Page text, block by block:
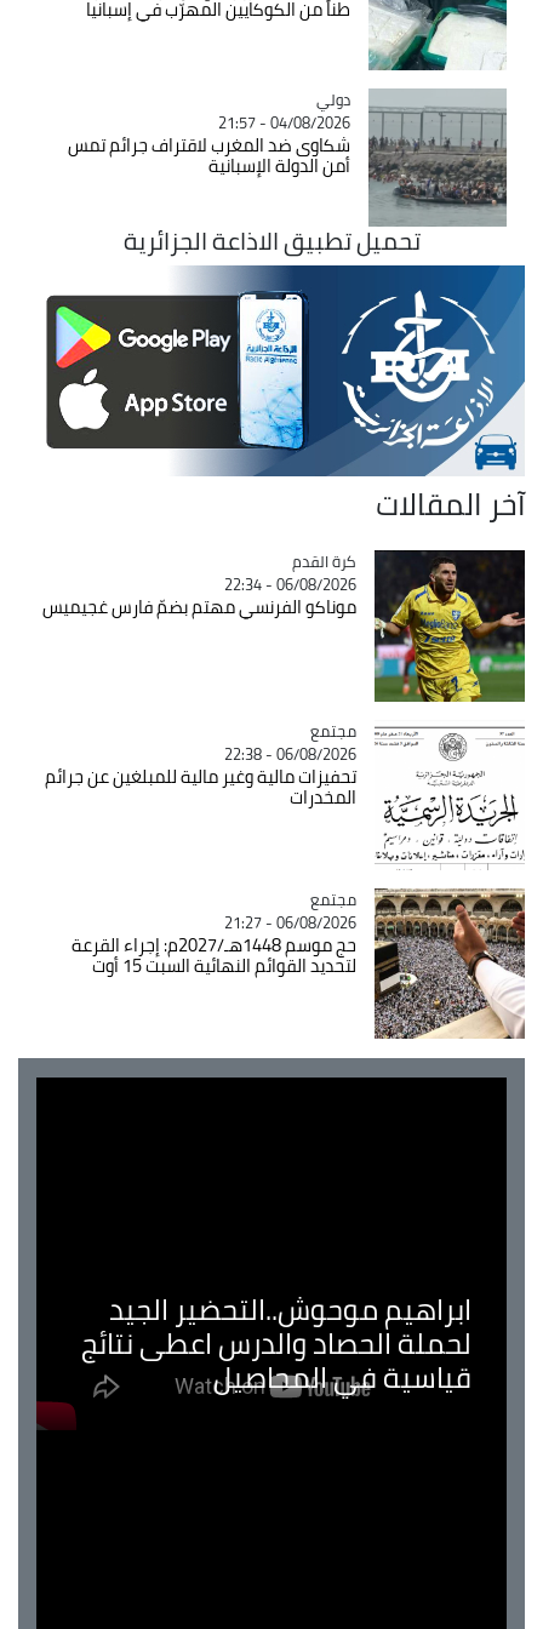
طناً من الكوكايين المهرّب في إسبانيا
Catégorie
دولي
04/08/2026 - 21:57
شكاوى ضد المغرب لاقتراف جرائم تمس
أمن الدولة الإسبانية
تحميل تطبيق الاذاعة الجزائرية
آخر المقالات
Catégorie
كرة القدم
06/08/2026 - 22:34
موناكو الفرنسي مهتم بضمّ فارس غجيميس
Catégorie
مجتمع
06/08/2026 - 22:38
تحفيزات مالية وغير مالية للمبلغين عن جرائم
المخدرات
Catégorie
مجتمع
06/08/2026 - 21:27
حج موسم 1448هـ/2027م: إجراء القرعة
لتحديد القوائم النهائية السبت 15 أوت
ابراهيم موحوش..التحضير الجيد
لحملة الحصاد والدرس اعطى نتائج
قياسية في المحاصيل